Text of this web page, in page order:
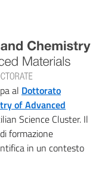
al Dottorato
of Advanced
Science Cluster. Il
formazione
in un contesto